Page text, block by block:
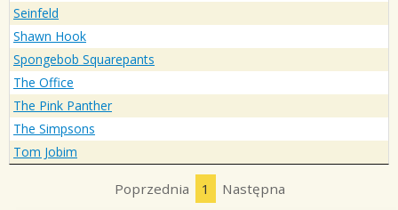
Seinfeld
Shawn Hook
Spongebob Squarepants
The Office
The Pink Panther
The Simpsons
Tom Jobim
Poprzednia 1 Następna